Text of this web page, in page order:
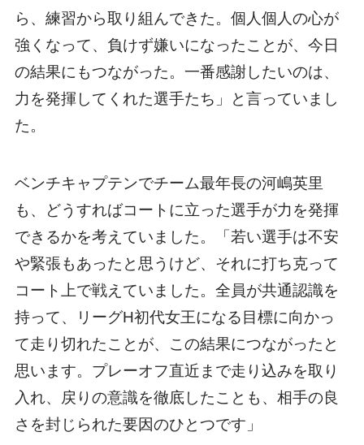
ら、練習から取り組んできた。個人個人の心が
強くなって、負けず嫌いになったことが、今日
の結果にもつながった。一番感謝したいのは、
力を発揮してくれた選手たち」と言っていまし
た。
ベンチキャプテンでチーム最年長の河嶋英里
も、どうすればコートに立った選手が力を発揮
できるかを考えていました。「若い選手は不安
や緊張もあったと思うけど、それに打ち克って
コート上で戦えていました。全員が共通認識を
持って、リーグH初代女王になる目標に向かっ
て走り切れたことが、この結果につながったと
思います。プレーオフ直近まで走り込みを取り
入れ、戻りの意識を徹底したことも、相手の良
さを封じられた要因のひとつです」